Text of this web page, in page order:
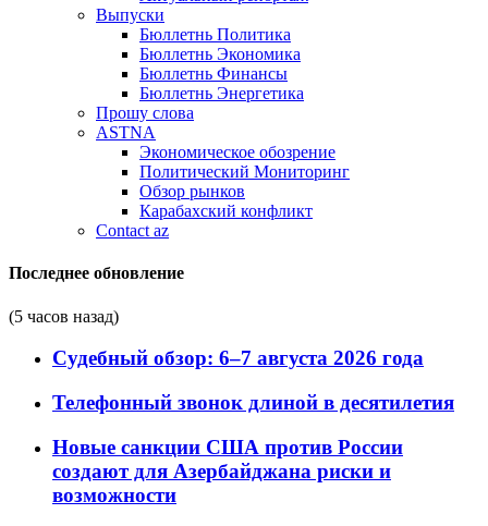
Выпуски
Бюллетнь Политика
Бюллетнь Экономика
Бюллетнь Финансы
Бюллетнь Энергетика
Прошу слова
ASTNA
Экономическое обозрение
Политический Мониторинг
Обзор рынков
Карабахский конфликт
Contact az
Последнее обновление
(5 часов назад)
Судебный обзор: 6–7 августа 2026 года
Телефонный звонок длиной в десятилетия
Новые санкции США против России
создают для Азербайджана риски и
возможности